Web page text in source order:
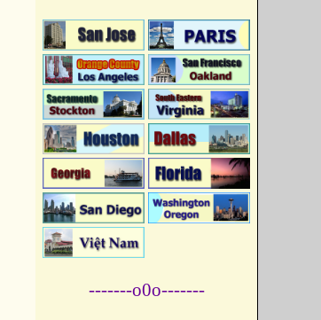
-------o0o-------